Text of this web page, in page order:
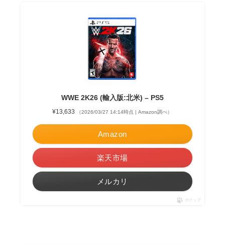
WWE 2K26 (輸入版:北米) – PS5
¥13,633 （2026/03/27 14:14時点 | Amazon調べ）
Amazon
楽天市場
メルカリ
ポチップ